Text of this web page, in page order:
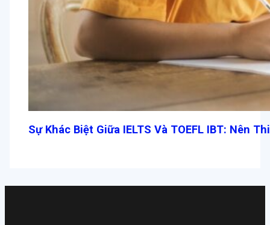
Sự Khác Biệt Giữa IELTS Và TOEFL IBT: Nên